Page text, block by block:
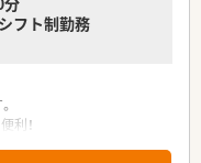
幅広い年齢層が活躍され
マ）・電子薬歴導入され
フト制勤務
利！